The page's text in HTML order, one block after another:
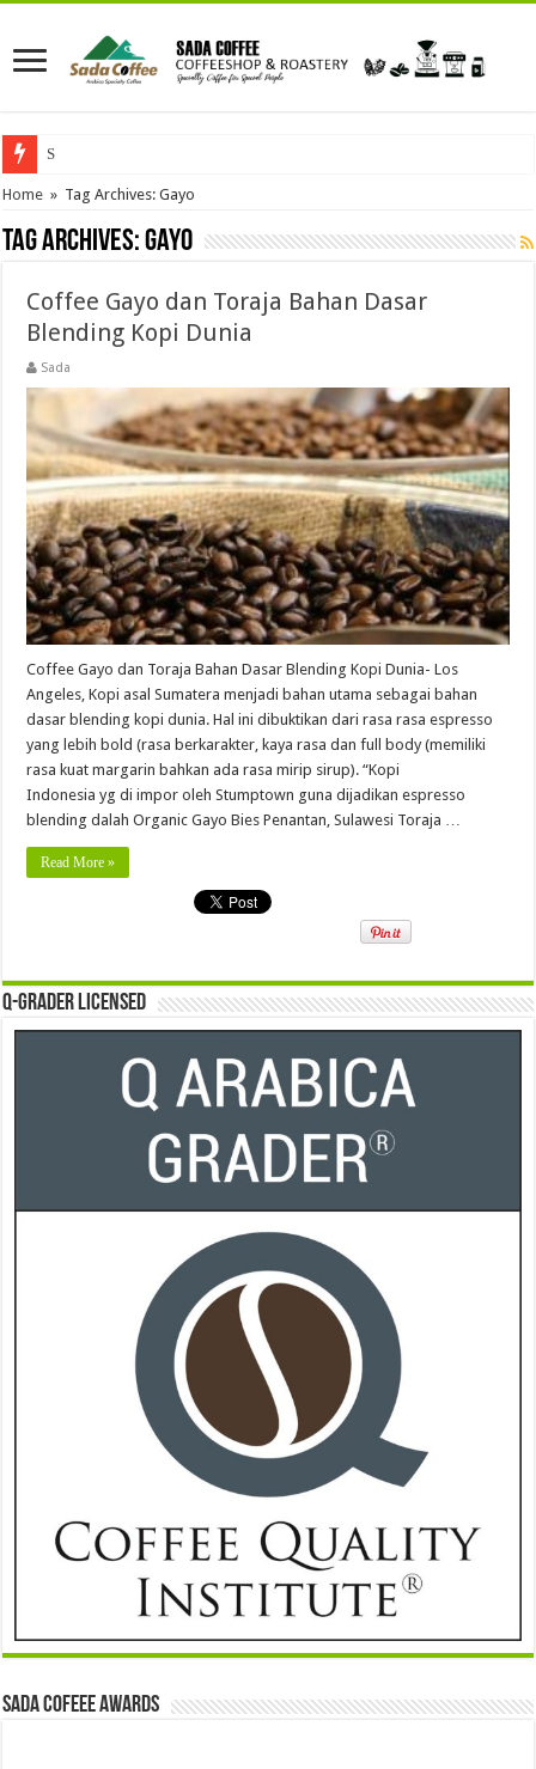
Sada Coffee
Home » Tag Archives: Gayo
Tag Archives:Gayo
Coffee Gayo dan Toraja Bahan Dasar
Blending Kopi Dunia
Sada
Coffee Gayo dan Toraja Bahan Dasar Blending Kopi Dunia- Los
Angeles, Kopi asal Sumatera menjadi bahan utama sebagai bahan
dasar blending kopi dunia. Hal ini dibuktikan dari rasa rasa espresso
yang lebih bold (rasa berkarakter, kaya rasa dan full body (memiliki
rasa kuat margarin bahkan ada rasa mirip sirup). “Kopi
Indonesia yg di impor oleh Stumptown guna dijadikan espresso
blending dalah Organic Gayo Bies Penantan, Sulawesi Toraja …
Read More »
Q-Grader Licensed
Sada Cofeee Awards